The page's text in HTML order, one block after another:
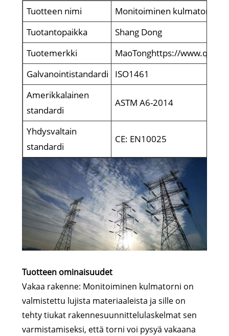
Tuotteen nimi
Monitoiminen kulmatorni
Tuotantopaikka
Shang Dong
Tuotemerkki
MaoTonghttps://
Galvanointistandardi
ISO1461
Amerikkalainen
standardi
ASTM A6-2014
Yhdysvaltain
standardi
CE: EN10025
Tuotteen ominaisuudet
Vakaa rakenne: Monitoiminen kulmatorni on
valmistettu lujista materiaaleista ja sille on
tehty tiukat rakennesuunnittelulaskelmat sen
varmistamiseksi, että torni voi pysyä vakaana